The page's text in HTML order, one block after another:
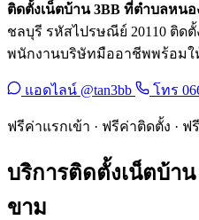
ติดตั้งเน็ตบ้าน 3BB ที่ตำบลหน
ชลบุรี รหัสไปรษณีย์ 20110 ติด
พนักงานบริษัทมืออาชีพพร้อมใ
แอดไลน์ @tan3bb โทร
ฟรีค่าแรกเข้า · ฟรีค่าติดตั้ง ·
บริการติดตั้งเน็ตบ้า
ขาม